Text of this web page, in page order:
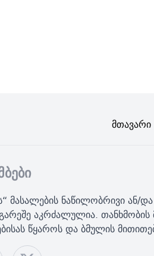
Მთავარი
მასალების ნაწილობრივი ან/
აკრძალულია. თანხმობის
წყაროს და ბმულის